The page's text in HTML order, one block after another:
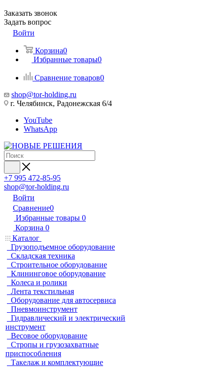
Заказать звонок
Задать вопрос
Войти
Корзина0
Избранные товары0
Сравнение товаров0
shop@tor-holding.ru
г. Челябинск, Радонежская 6/4
YouTube
WhatsApp
+7 995 472-85-95
shop@tor-holding.ru
Войти
Сравнение0
Избранные товары 0
Корзина 0
Каталог
Грузоподъемное оборудование
Складская техника
Строительное оборудование
Клининговое оборудование
Колеса и ролики
Лента текстильная
Оборудование для автосервиса
Пневмоинструмент
Гидравлический и электрический
инструмент
Весовое оборудование
Стропы и грузозахватные
приспособления
Такелаж и комплектующие